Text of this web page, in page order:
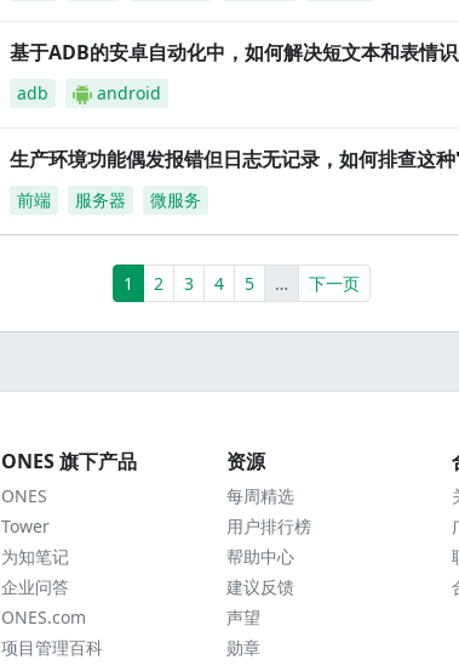
基于ADB的安卓自动化中，如何解决短文本和表情
adb android
生产环境功能偶发报错但日志无记录，如何排查这
前端 服务器 微服务
1 (current)
2 3 4 5 …More下一页
ONES 旗下产品
ONES
Tower
为知笔记
企业问答
ONES.com
项目管理百科
资源
每周精选
用户排行榜
帮助中心
建议反馈
声望
勋章